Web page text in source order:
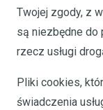
Twojej zgody, z
są niezbędne do
rzecz usługi
Pliki cookies,
świadczenia